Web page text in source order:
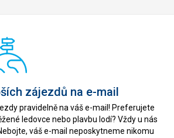
zájezdů na e-mail
pravidelně na váš e-mail! Preferujete
ledovce nebo plavbu lodí? Vždy u nás
váš e-mail neposkytneme nikomu